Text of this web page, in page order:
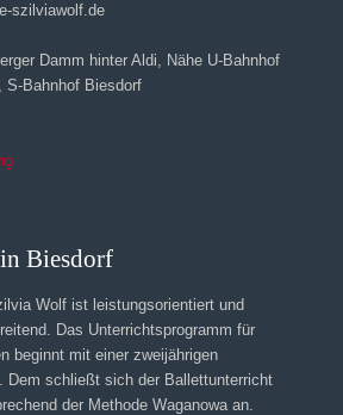
szilviawolf.de
Damm hinter Aldi, Nähe U-Bahnhof
S-Bahnhof Biesdorf
Biesdorf
Wolf ist leistungsorientiert und
Das Unterrichtsprogramm für
beginnt mit einer zweijährigen
Dem schließt sich der Ballettunterricht
der Methode Waganowa an.